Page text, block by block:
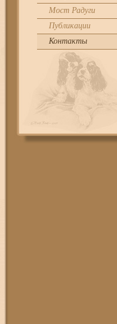
Мост Радуги
Публикации
Контакты